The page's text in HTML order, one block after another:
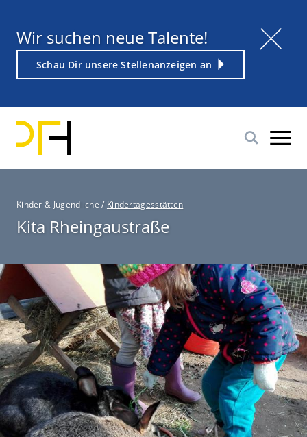
InhaltTitel
Wir suchen neue Talente!
Link
Schau Dir unsere Stellenanzeigen an
P
f
a
n
i
g
a
t
i
o
n
Kinder & Jugendliche/ Kindertagesstätten
Kita Rheingaustraße